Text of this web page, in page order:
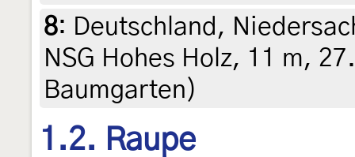
8: Deutschland,
NSG Hohes Holz, 11 m,
Baumgarten)
1.2. Raupe